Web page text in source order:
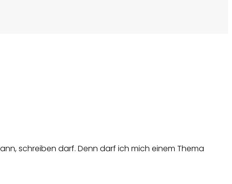
schreiben darf. Denn darf ich mich einem Thema